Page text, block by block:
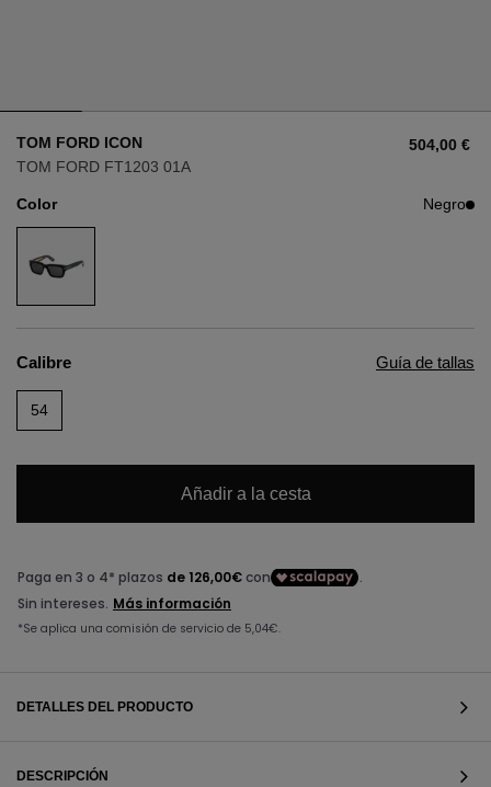
AVIADOR
OJO DE GATO
REDONDA/OVALADA
AVIADOR
OJO DE GATO
REDONDA/OVALADA
TOM FORD ICON
TOM FORD FT1203 01A
504,00 €
Color Negro
Calibre Guía de tallas
54
Añadir a la cesta
DETALLES DEL PRODUCTO
DESCRIPCIÓN